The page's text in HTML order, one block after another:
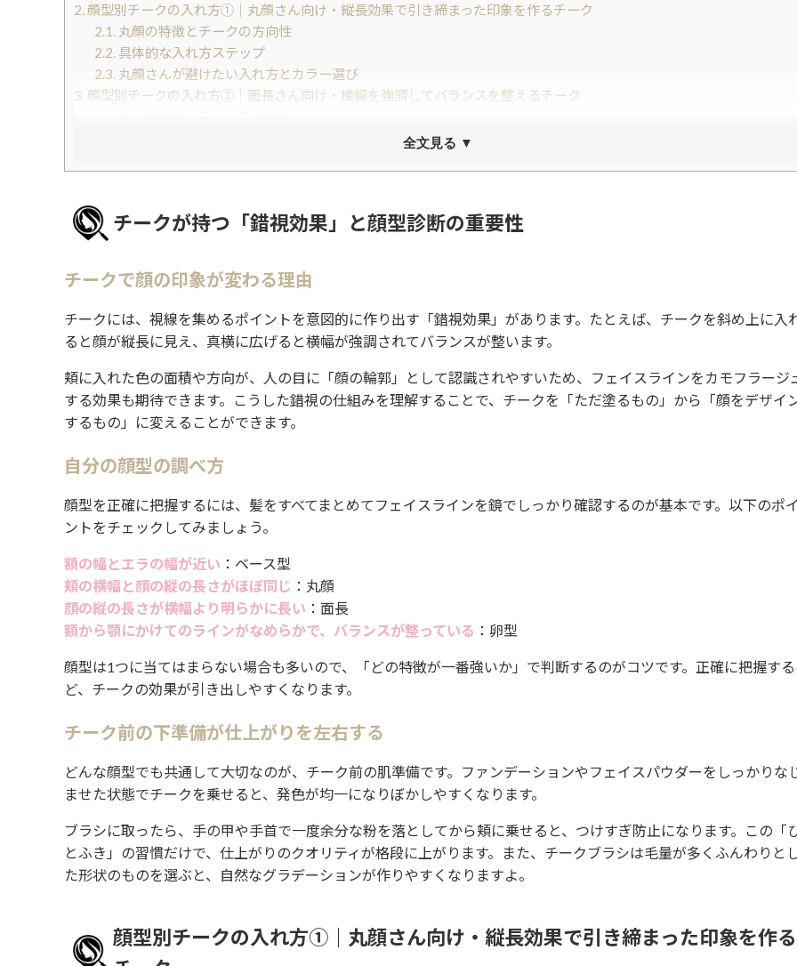
2.顔型別チークの入れ方①｜丸顔さん向け・縦長効果で引き締まった印象を作るチーク
2.1.丸顔の特徴とチークの方向性
2.2.具体的な入れ方ステップ
2.3. 丸顔さんが避けたい入れ方とカラー選び
3. 顔型別チークの入れ方②｜面長さん向け・横幅を強調してバランスを整えるチーク
4.顔型別チークの入れ方③｜ベース顔さん向け・エラの角を和らげる女性らしいチーク
4.1.ベース顔の特徴とチークの方向性
4.2.
4.4.
カラー選びのポイント
顔型別チークの入れ方④｜卵型さん向け＆全顔型共通チークアップテクニック
5.1.卵型は「なりたい印象」に合わせて楽しむ
5.2.チークカラー選びの基本
5.3.ハイライトとの組み合わせで立体感アップ
5.4.季節・シーンに合わせたチークの調整
6.まとめ
全文見る ▼
チークが持つ「錯視効果」と顔型診断の重要性
チークで顔の印象が変わる理由
チークには、視線を集めるポイントを意図的に作り出す「錯視効果」があります。たとえば、チークを斜め上に入
ると顔が縦長に見え、真横に広げると横幅が強調されてバランスが整います。
頬に入れた色の面積や方向が、人の目に「顔の輪郭」として認識されやすいため、フェイスラインをカモフラージ
する効果も期待できます。こうした錯視の仕組みを理解することで、チークを「ただ塗るもの」から「顔をデザイ
するもの」に変えることができます。
自分の顔型の調べ方
顔型を正確に把握するには、髪をすべてまとめてフェイスラインを鏡でしっかり確認するのが基本です。以下のポ
ントをチェックしてみましょう。
額の幅とエラの幅が近い ：ベース型
頬の横幅と顔の縦の長さがほぼ同じ ：丸顔
顔の縦の長さが横幅より明らかに長い ：面長
額から顎にかけてのラインがなめらかで、バランスが整っている ：卵型
顔型は1つに当てはまらない場合も多いので、「どの特徴が一番強いか」で判断するのがコツです。正確に把握す
ど、チークの効果が引き出しやすくなります。
チーク前の下準備が仕上がりを左右する
どんな顔型でも共通して大切なのが、チーク前の肌準備です。ファンデーションやフェイスパウダーをしっかりな
ませた状態でチークを乗せると、発色が均一になりぼかしやすくなります。
ブラシに取ったら、手の甲や手首で一度余分な粉を落としてから頬に乗せると、つけすぎ防止になります。この「
とふき」の習慣だけで、仕上がりのクオリティが格段に上がります。また、チークブラシは毛量が多くふんわりと
た形状のものを選ぶと、自然なグラデーションが作りやすくなりますよ。
顔型別チークの入れ方①｜丸顔さん向け・縦長効果で引き締まった印象を作る